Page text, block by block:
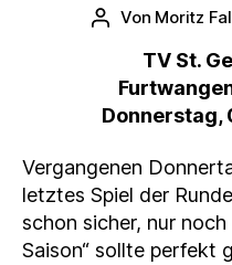
Beitragsautor
Von Moritz
TV St.
Donnerstag,
Vergangenen
letztes Spiel der
schon sicher, nur
Saison“ sollte perfekt